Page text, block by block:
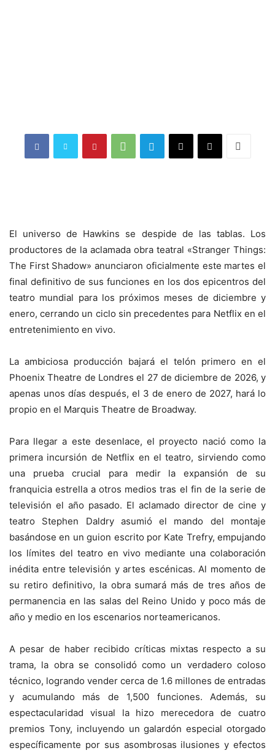
El universo de Hawkins se despide de las tablas. Los
productores de la aclamada obra teatral «Stranger Things:
The First Shadow» anunciaron oficialmente este martes el
final definitivo de sus funciones en los dos epicentros del
teatro mundial para los próximos meses de diciembre y
enero, cerrando un ciclo sin precedentes para Netflix en el
entretenimiento en vivo.
La ambiciosa producción bajará el telón primero en el
Phoenix Theatre de Londres el 27 de diciembre de 2026, y
apenas unos días después, el 3 de enero de 2027, hará lo
propio en el Marquis Theatre de Broadway.
​Para llegar a este desenlace, el proyecto nació como la
primera incursión de Netflix en el teatro, sirviendo como
una prueba crucial para medir la expansión de su
franquicia estrella a otros medios tras el fin de la serie de
televisión el año pasado. El aclamado director de cine y
teatro Stephen Daldry asumió el mando del montaje
basándose en un guion escrito por Kate Trefry, empujando
los límites del teatro en vivo mediante una colaboración
inédita entre televisión y artes escénicas. Al momento de
su retiro definitivo, la obra sumará más de tres años de
permanencia en las salas del Reino Unido y poco más de
año y medio en los escenarios norteamericanos.
A pesar de haber recibido críticas mixtas respecto a su
trama, la obra se consolidó como un verdadero coloso
técnico, logrando vender cerca de 1.6 millones de entradas
y acumulando más de 1,500 funciones. Además, su
espectacularidad visual la hizo merecedora de cuatro
premios Tony, incluyendo un galardón especial otorgado
específicamente por sus asombrosas ilusiones y efectos